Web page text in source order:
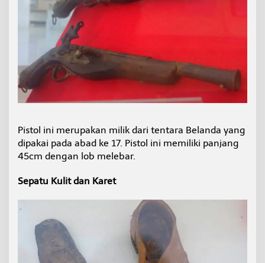
Pistol ini merupakan milik dari tentara Belanda yang
dipakai pada abad ke 17. Pistol ini memiliki panjang
45cm dengan lob melebar.
Sepatu Kulit dan Karet